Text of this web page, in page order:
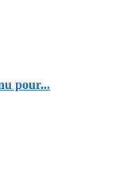
pour...